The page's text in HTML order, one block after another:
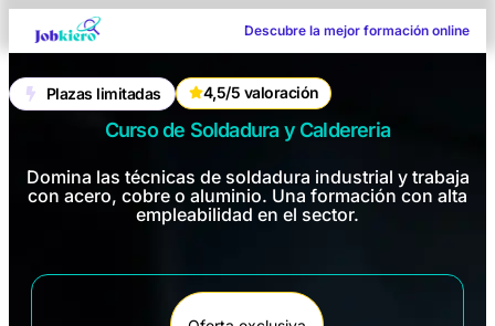
Descubre la mejor formación online
Plazas limitadas 4,5/5 valoración
Curso de Soldadura y Caldereria
Domina las técnicas de soldadura industrial y trabaja
con acero, cobre o aluminio. Una formación con alta
empleabilidad en el sector.